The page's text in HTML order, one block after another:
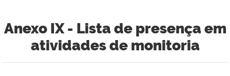
Anexo IX - Lista de presença em
atividades de monitoria